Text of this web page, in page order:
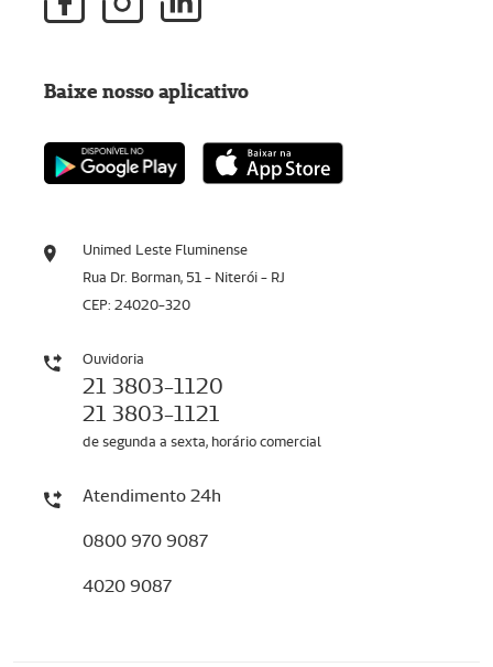
Unimed Leste Fluminense
Rua Dr. Borman, 51 - Niterói - RJ
CEP: 24020-320
Ouvidoria
21 3803-1120
21 3803-1121
de segunda a sexta, horário comercial
Atendimento 24h
0800 970 9087
4020 9087
Baixe nosso aplicativo